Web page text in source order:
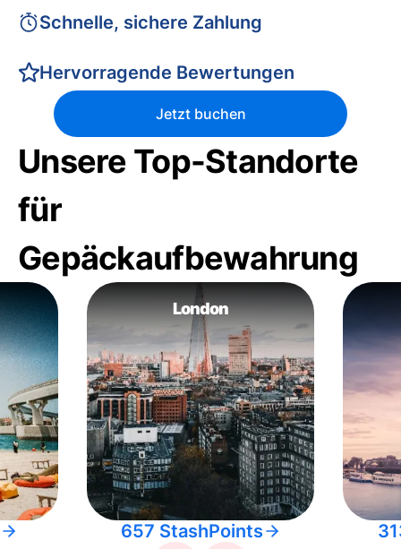
Schnelle, sichere Zahlung
Hervorragende Bewertungen
Jetzt buchen
Unsere Top-Standorte
für
Gepäckaufbewahrung
London
657 StashPoints